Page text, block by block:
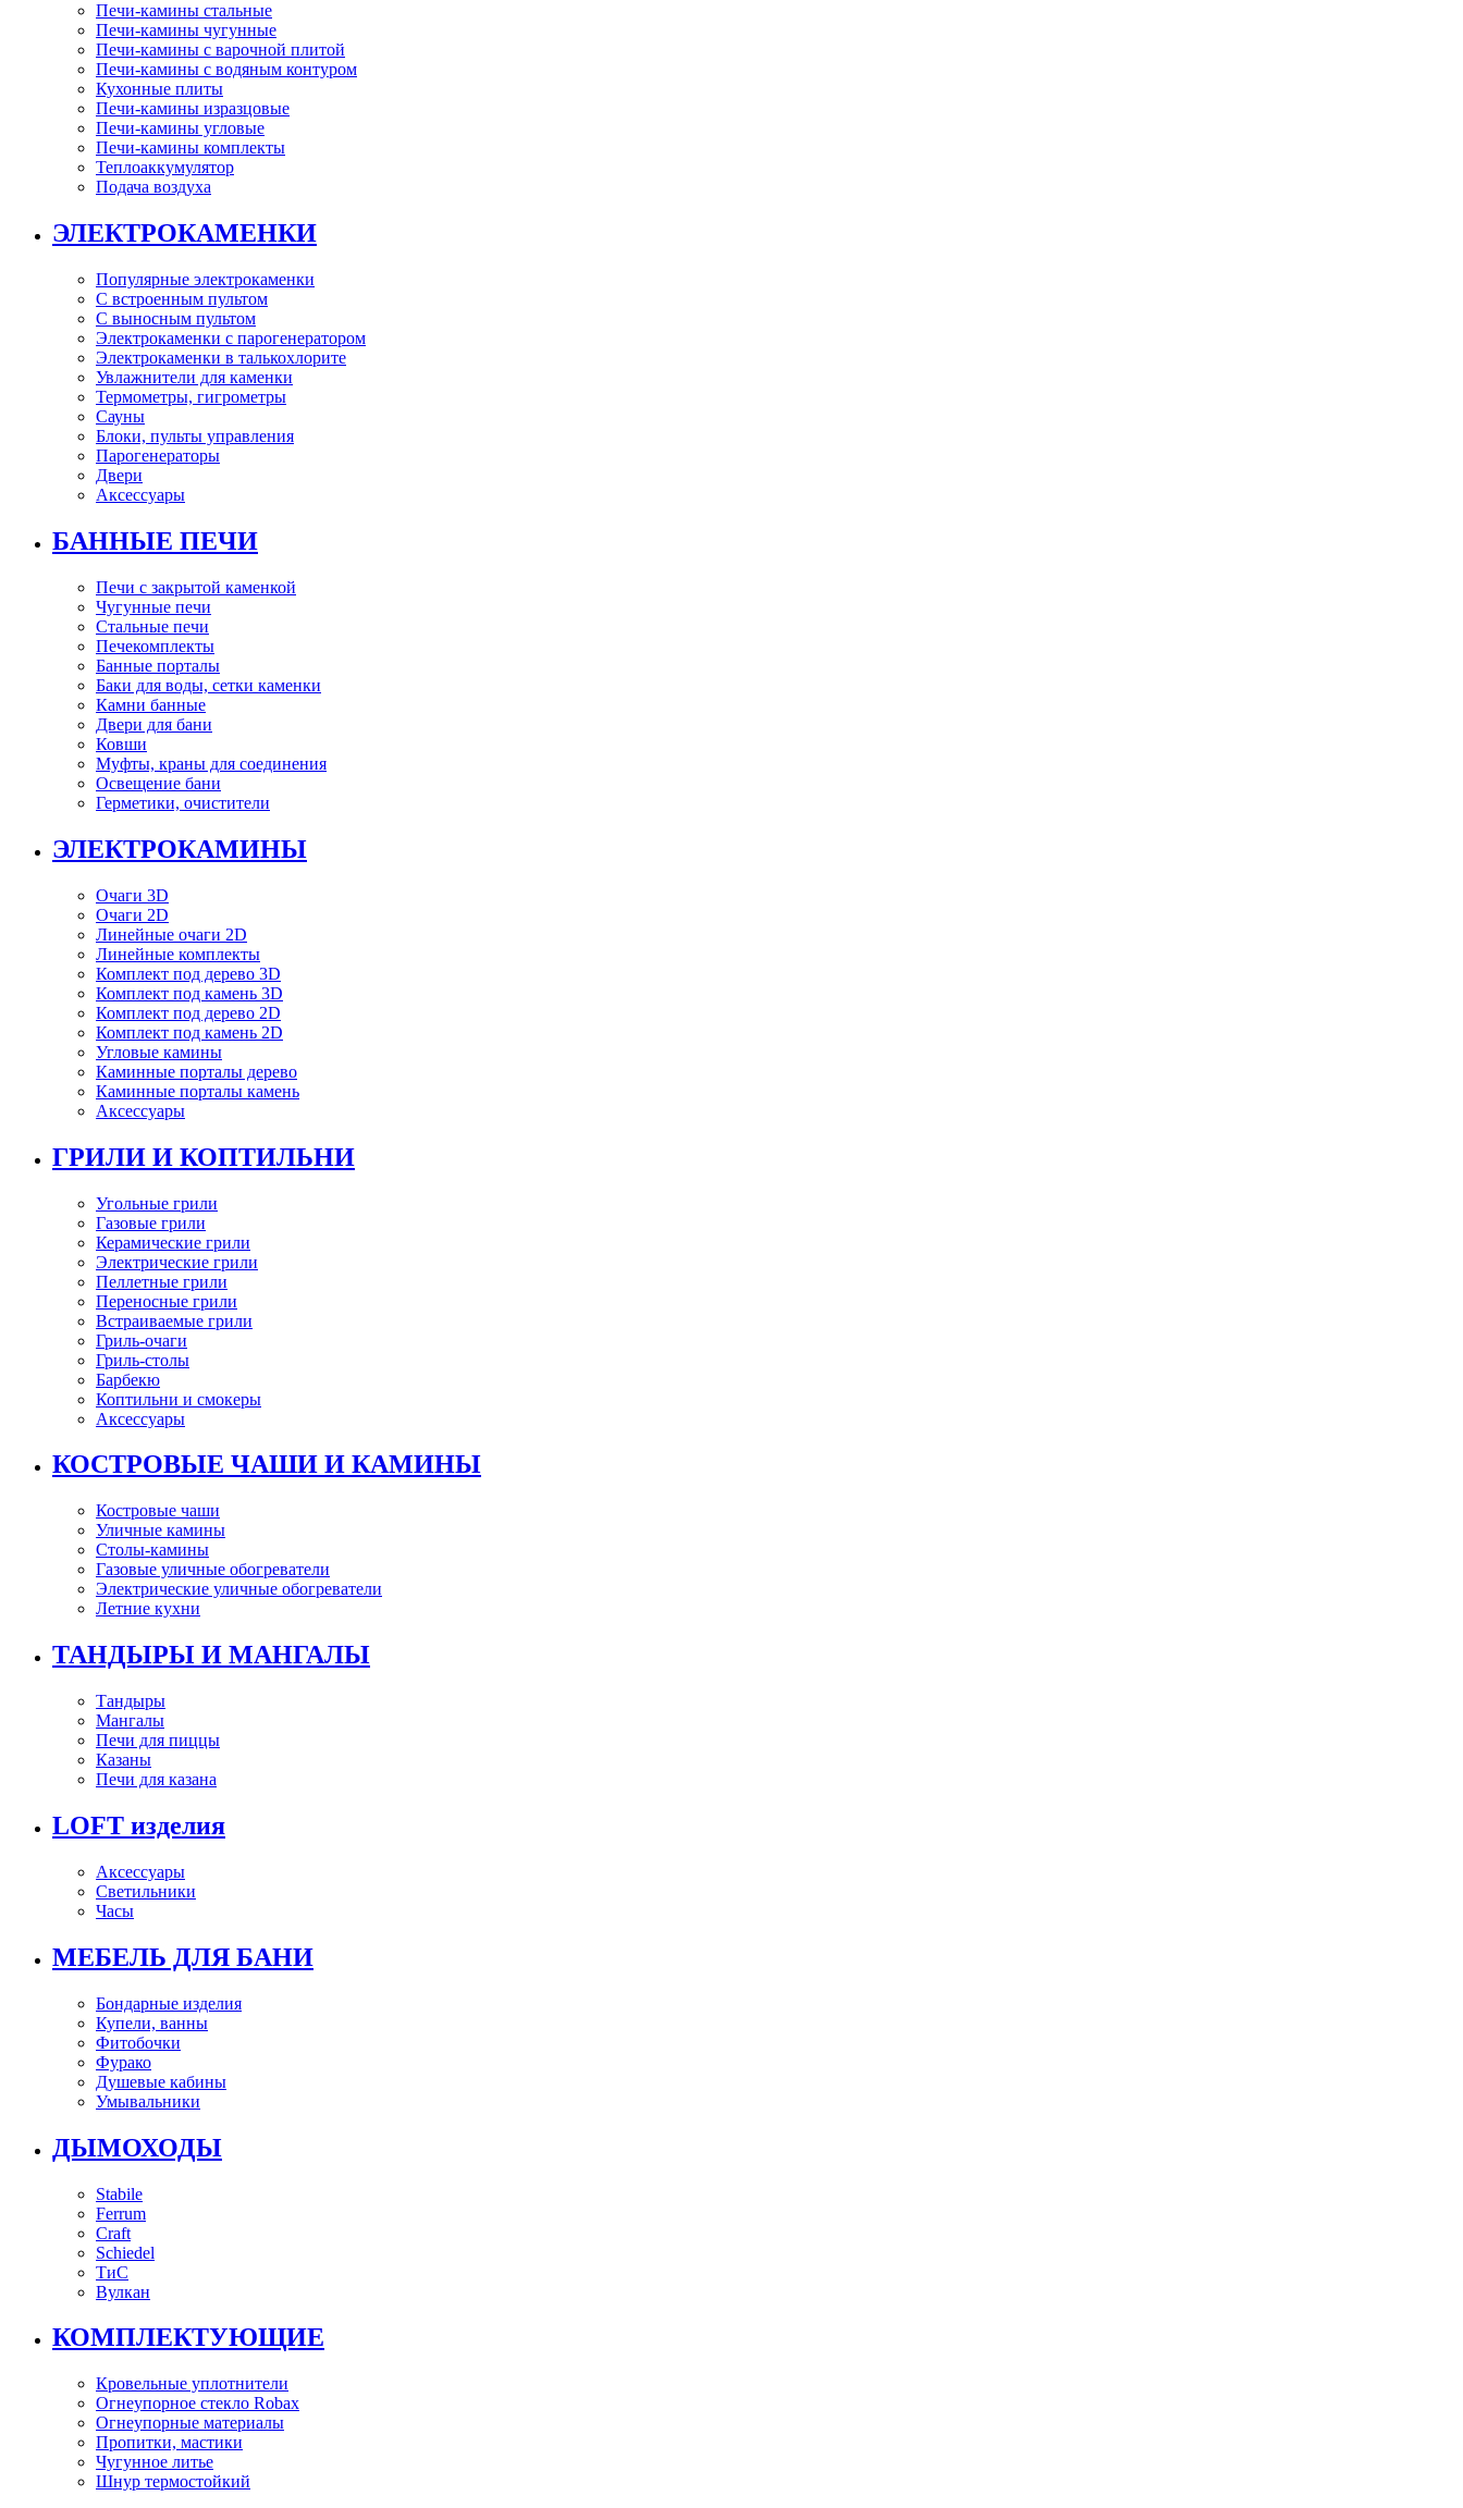
Печи-камины стальные
Печи-камины чугунные
Печи-камины с варочной плитой
Печи-камины с водяным контуром
Кухонные плиты
Печи-камины изразцовые
Печи-камины угловые
Печи-камины комплекты
Теплоаккумулятор
Подача воздуха
ЭЛЕКТРОКАМЕНКИ
Популярные электрокаменки
С встроенным пультом
С выносным пультом
Электрокаменки с парогенератором
Электрокаменки в талькохлорите
Увлажнители для каменки
Термометры, гигрометры
Сауны
Блоки, пульты управления
Парогенераторы
Двери
Аксессуары
БАННЫЕ ПЕЧИ
Печи с закрытой каменкой
Чугунные печи
Стальные печи
Печекомплекты
Банные порталы
Баки для воды, сетки каменки
Камни банные
Двери для бани
Ковши
Муфты, краны для соединения
Освещение бани
Герметики, очистители
ЭЛЕКТРОКАМИНЫ
Очаги 3D
Очаги 2D
Линейные очаги 2D
Линейные комплекты
Комплект под дерево 3D
Комплект под камень 3D
Комплект под дерево 2D
Комплект под камень 2D
Угловые камины
Каминные порталы дерево
Каминные порталы камень
Аксессуары
ГРИЛИ И КОПТИЛЬНИ
Угольные грили
Газовые грили
Керамические грили
Электрические грили
Пеллетные грили
Переносные грили
Встраиваемые грили
Гриль-очаги
Гриль-столы
Барбекю
Коптильни и смокеры
Аксессуары
КОСТРОВЫЕ ЧАШИ И КАМИНЫ
Костровые чаши
Уличные камины
Столы-камины
Газовые уличные обогреватели
Электрические уличные обогреватели
Летние кухни
ТАНДЫРЫ И МАНГАЛЫ
Тандыры
Мангалы
Печи для пиццы
Казаны
Печи для казана
LOFT изделия
Аксессуары
Светильники
Часы
МЕБЕЛЬ ДЛЯ БАНИ
Бондарные изделия
Купели, ванны
Фитобочки
Фурако
Душевые кабины
Умывальники
ДЫМОХОДЫ
Stabile
Ferrum
Craft
Schiedel
ТиС
Вулкан
КОМПЛЕКТУЮЩИЕ
Кровельные уплотнители
Огнеупорное стекло Robax
Огнеупорные материалы
Пропитки, мастики
Чугунное литье
Шнур термостойкий